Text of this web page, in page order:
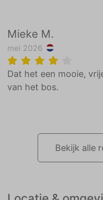
Mieke M.
mei 2026
Dat het een mooie,
van het bos.
Bekijk alle